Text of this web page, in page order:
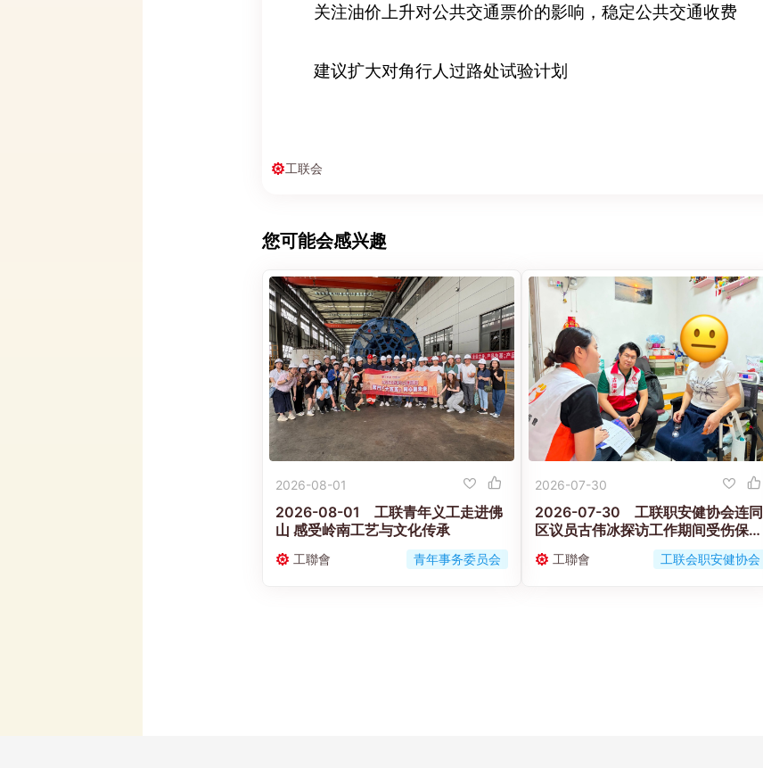
关注油价上升对公共交通票价的影响，稳定公共交通收费
建议扩大对角行人过路处试验计划
工联会
您可能会感兴趣
2026-08-01
2026-08-01 工联青年义工走进佛
山 感受岭南工艺与文化传承
工聯會 青年事务委员会
2026-07-30
2026-07-30 工联职安健协会连同
区议员古伟冰探访工作期间受伤保安
工聯會 工联会职安健协会